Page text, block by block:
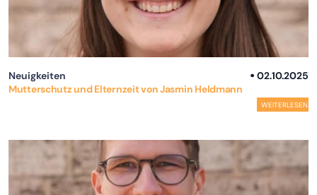
Neuigkeiten
02.10.2025
Mutterschutz und Elternzeit von Jasmin Heldmann
WEITERLESEN